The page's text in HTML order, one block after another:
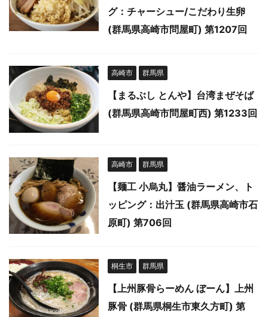
グ：チャーシュー/こだわり生卵
(群馬県高崎市問屋町) 第1207回
高崎市 群馬県
【まるぶし とんや】台湾まぜそば
(群馬県高崎市問屋町西) 第1233回
高崎市 群馬県
【麺工 小烏丸】醤油ラーメン、ト
ッピング：出汁玉 (群馬県高崎市石
原町) 第706回
桐生市 群馬県
【上州豚骨らーめん ぼーん】上州
豚骨 (群馬県桐生市東久方町) 第